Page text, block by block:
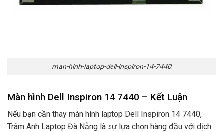
man-hinh-laptop-dell-inspiron-14-7440
Màn hình Dell Inspiron 14 7440 – Kết Luận
Nếu bạn cần thay màn hình laptop Dell Inspiron 14 7440,
Trâm Anh Laptop Đà Nẵng là sự lựa chọn hàng đầu với dịch